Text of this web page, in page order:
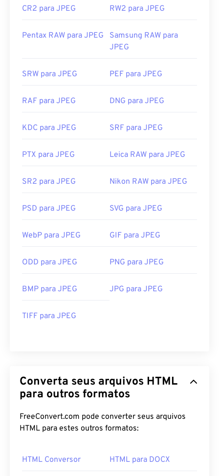
CR2 para JPEG RW2 para JPEG
Pentax RAW para JPEG
Samsung RAW para
JPEG
SRW para JPEG PEF para JPEG
RAF para JPEG DNG para JPEG
KDC para JPEG SRF para JPEG
PTX para JPEG Leica RAW para JPEG
SR2 para JPEG Nikon RAW para JPEG
PSD para JPEG SVG para JPEG
WebP para JPEG GIF para JPEG
ODD para JPEG PNG para JPEG
BMP para JPEG JPG para JPEG
TIFF para JPEG
Converta seus arquivos HTML
para outros formatos
FreeConvert.com pode converter seus arquivos
HTML para estes outros formatos:
HTML Conversor HTML para DOCX